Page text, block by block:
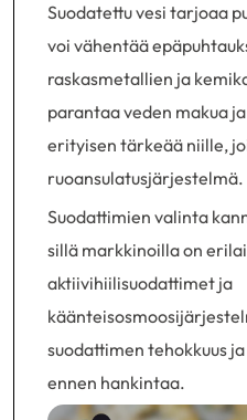
Suodatettu vesi tarjoaa
voi vähentää
raskasmetallien ja
parantaa veden makua
erityisen tärkeää niille,
ruoansulatusjärjestelmä.
Suodattimien valinta
sillä markkinoilla on
aktiivihiilisuodattimet ja
suodattimen tehokkuus
ennen hankintaa.